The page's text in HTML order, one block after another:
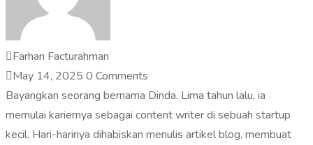
Farhan Facturahman
May 14, 2025 0 Comments
Bayangkan seorang bernama Dinda. Lima tahun lalu, ia
memulai kariernya sebagai content writer di sebuah startup
kecil. Hari-harinya dihabiskan menulis artikel blog, membuat